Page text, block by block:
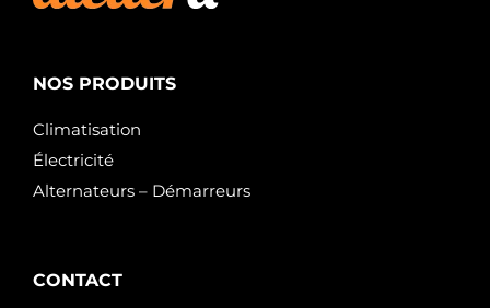
NOS PRODUITS
Climatisation
Électricité
Alternateurs – Démarreurs
CONTACT